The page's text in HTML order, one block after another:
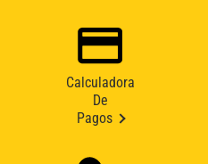
Calculadora
De
Pagos